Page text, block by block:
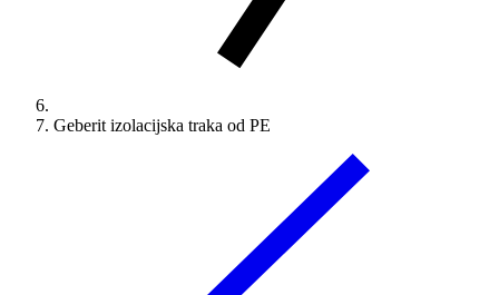
Geberit izolacijska traka od PE